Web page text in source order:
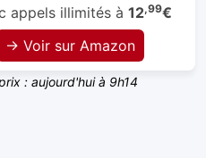
appels illimités à 12,99€
→ Voir sur Amazon
: aujourd'hui à 9h14